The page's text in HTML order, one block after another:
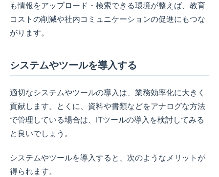
も情報をアップロード・検索できる環境が整えば、教育
コストの削減や社内コミュニケーションの促進にもつな
がります。
システムやツールを導入する
適切なシステムやツールの導入は、業務効率化に大きく
貢献します。とくに、資料や書類などをアナログな方法
で管理している場合は、ITツールの導入を検討してみる
と良いでしょう。
システムやツールを導入すると、次のようなメリットが
得られます。